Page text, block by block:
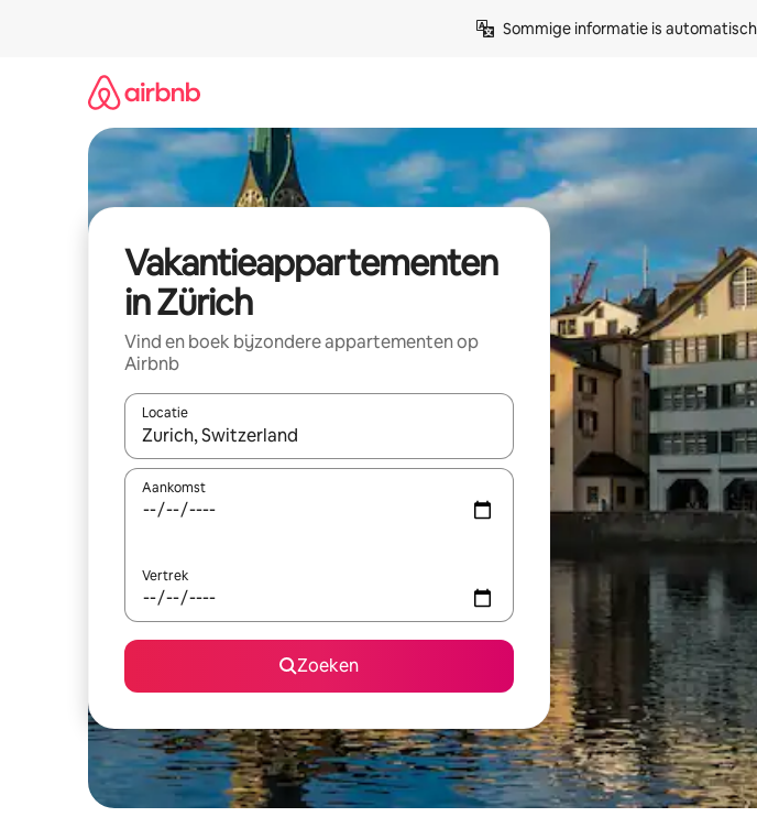
Sommige informatie is
Vakantieappartementen
in Zürich
Vind en boek bijzondere appartementen op
Airbnb
Locatie
Wanneer er resultaten beschikbaar zijn, maak je een keuze met je de pijltjestoetsen
Aankomst
Vertrek
Zoeken